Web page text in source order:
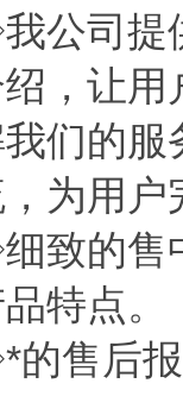
公司提
，让用
们的服
为用户
致的售
特点。
售后